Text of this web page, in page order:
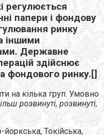
регулюється
папери і фондову
ринку
іншими
Державне
здійснює
фондового ринку.[]
на кілька груп. Умовно
розвинуті, розвинуті,
Токійська,